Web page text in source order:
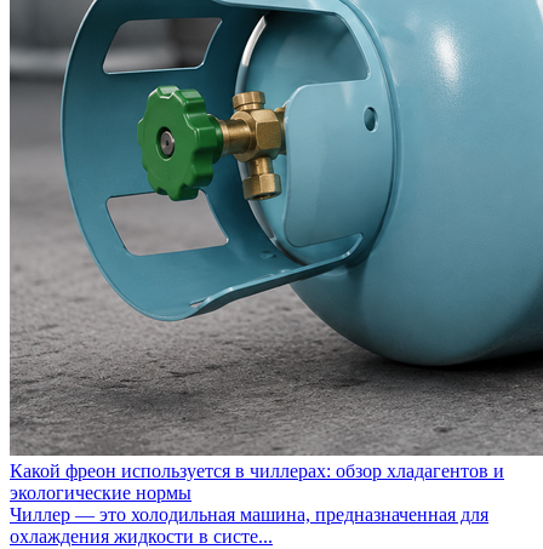
Какой фреон используется в чиллерах: обзор хладагентов и
экологические нормы
Чиллер — это холодильная машина, предназначенная для
охлаждения жидкости в систе...